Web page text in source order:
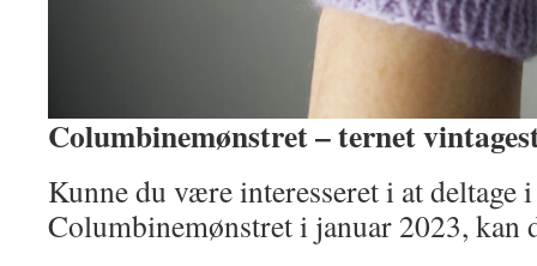
Columbinemønstret – ternet
Kunne du være interesseret i at deltage
Columbinemønstret i januar 2023, kan